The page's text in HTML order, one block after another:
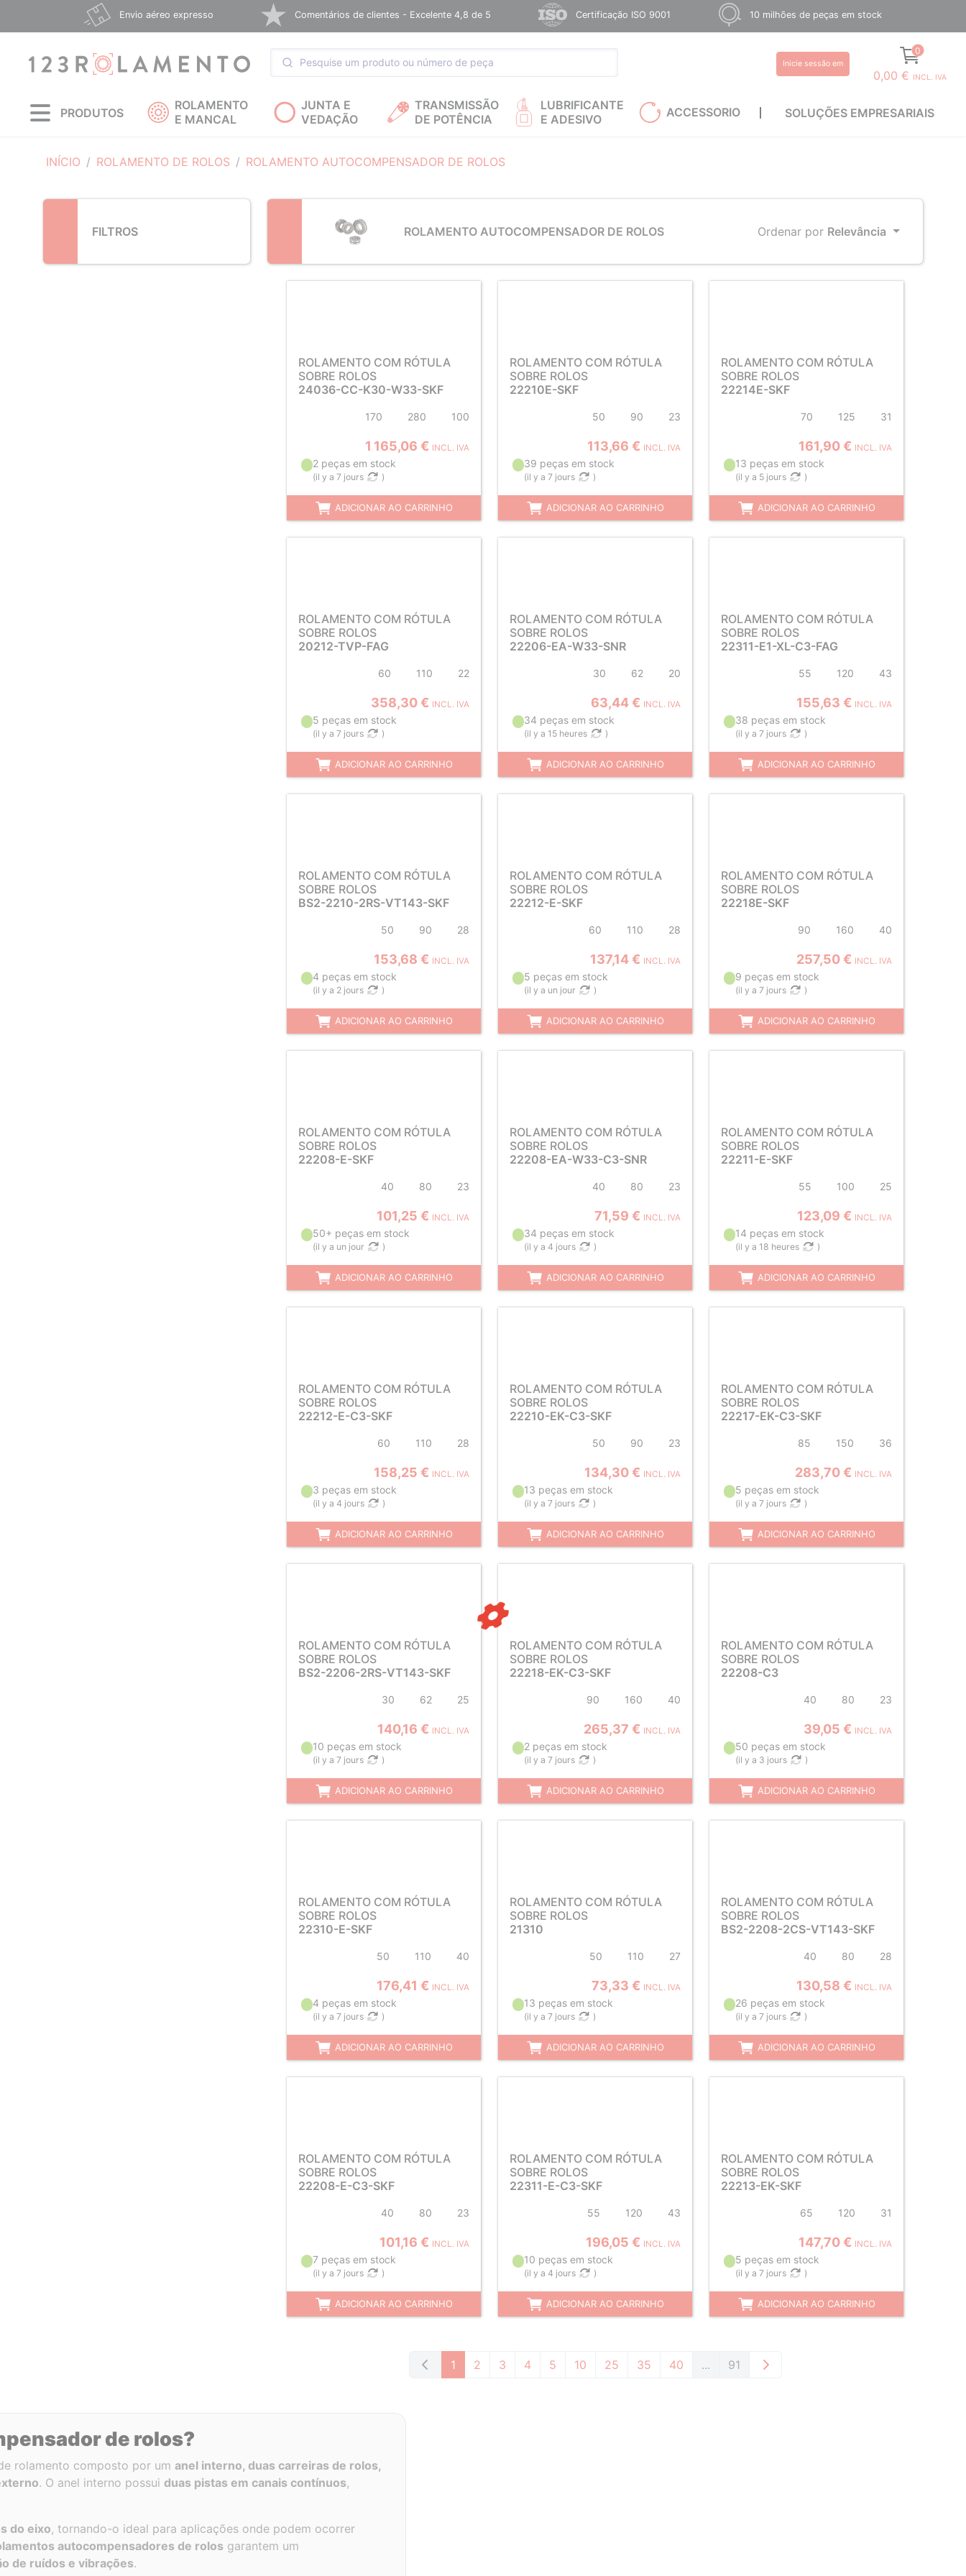
Envio aéreo expresso Comentários de clientes - Excelente 4,8 de 5 Certificação ISO 9001 10 milhões de peças em stock
Inicie sessão em
0
0,00 € INCL. IVA
PRODUTOS
ROLAMENTO
E MANCAL
JUNTA E
VEDAÇÃO
TRANSMISSÃO
DE POTÊNCIA
LUBRIFICANTE
E ADESIVO
ACCESSORIO SOLUÇÕES EMPRESARIAIS
INÍCIO ROLAMENTO DE ROLOS ROLAMENTO AUTOCOMPENSADOR DE ROLOS
FILTROS ROLAMENTO AUTOCOMPENSADOR DE ROLOS Ordenar por Relevância
ROLAMENTO COM RÓTULA
SOBRE ROLOS
24036-CC-K30-W33-SKF
170 280 100
1 165,06 € INCL. IVA
2 peças em stock
(il y a 7 jours )
ADICIONAR AO CARRINHO
ROLAMENTO COM RÓTULA
SOBRE ROLOS
22210E-SKF
50 90 23
113,66 € INCL. IVA
39 peças em stock
(il y a 7 jours )
ADICIONAR AO CARRINHO
ROLAMENTO COM RÓTULA
SOBRE ROLOS
22214E-SKF
70 125 31
161,90 € INCL. IVA
13 peças em stock
(il y a 5 jours )
ADICIONAR AO CARRINHO
ROLAMENTO COM RÓTULA
SOBRE ROLOS
20212-TVP-FAG
60 110 22
358,30 € INCL. IVA
5 peças em stock
(il y a 7 jours )
ADICIONAR AO CARRINHO
ROLAMENTO COM RÓTULA
SOBRE ROLOS
22206-EA-W33-SNR
30 62 20
63,44 € INCL. IVA
34 peças em stock
(il y a 15 heures )
ADICIONAR AO CARRINHO
ROLAMENTO COM RÓTULA
SOBRE ROLOS
22311-E1-XL-C3-FAG
55 120 43
155,63 € INCL. IVA
38 peças em stock
(il y a 7 jours )
ADICIONAR AO CARRINHO
ROLAMENTO COM RÓTULA
SOBRE ROLOS
BS2-2210-2RS-VT143-SKF
50 90 28
153,68 € INCL. IVA
4 peças em stock
(il y a 2 jours )
ADICIONAR AO CARRINHO
ROLAMENTO COM RÓTULA
SOBRE ROLOS
22212-E-SKF
60 110 28
137,14 € INCL. IVA
5 peças em stock
(il y a un jour )
ADICIONAR AO CARRINHO
ROLAMENTO COM RÓTULA
SOBRE ROLOS
22218E-SKF
90 160 40
257,50 € INCL. IVA
9 peças em stock
(il y a 7 jours )
ADICIONAR AO CARRINHO
ROLAMENTO COM RÓTULA
SOBRE ROLOS
22208-E-SKF
40 80 23
101,25 € INCL. IVA
50+ peças em stock
(il y a un jour )
ADICIONAR AO CARRINHO
ROLAMENTO COM RÓTULA
SOBRE ROLOS
22208-EA-W33-C3-SNR
40 80 23
71,59 € INCL. IVA
34 peças em stock
(il y a 4 jours )
ADICIONAR AO CARRINHO
ROLAMENTO COM RÓTULA
SOBRE ROLOS
22211-E-SKF
55 100 25
123,09 € INCL. IVA
14 peças em stock
(il y a 18 heures )
ADICIONAR AO CARRINHO
ROLAMENTO COM RÓTULA
SOBRE ROLOS
22212-E-C3-SKF
60 110 28
158,25 € INCL. IVA
3 peças em stock
(il y a 4 jours )
ADICIONAR AO CARRINHO
ROLAMENTO COM RÓTULA
SOBRE ROLOS
22210-EK-C3-SKF
50 90 23
134,30 € INCL. IVA
13 peças em stock
(il y a 7 jours )
ADICIONAR AO CARRINHO
ROLAMENTO COM RÓTULA
SOBRE ROLOS
22217-EK-C3-SKF
85 150 36
283,70 € INCL. IVA
5 peças em stock
(il y a 7 jours )
ADICIONAR AO CARRINHO
ROLAMENTO COM RÓTULA
SOBRE ROLOS
BS2-2206-2RS-VT143-SKF
30 62 25
140,16 € INCL. IVA
10 peças em stock
(il y a 7 jours )
ADICIONAR AO CARRINHO
ROLAMENTO COM RÓTULA
SOBRE ROLOS
22218-EK-C3-SKF
90 160 40
265,37 € INCL. IVA
2 peças em stock
(il y a 7 jours )
ADICIONAR AO CARRINHO
ROLAMENTO COM RÓTULA
SOBRE ROLOS
22208-C3
40 80 23
39,05 € INCL. IVA
50 peças em stock
(il y a 3 jours )
ADICIONAR AO CARRINHO
ROLAMENTO COM RÓTULA
SOBRE ROLOS
22310-E-SKF
50 110 40
176,41 € INCL. IVA
4 peças em stock
(il y a 7 jours )
ADICIONAR AO CARRINHO
ROLAMENTO COM RÓTULA
SOBRE ROLOS
21310
50 110 27
73,33 € INCL. IVA
13 peças em stock
(il y a 7 jours )
ADICIONAR AO CARRINHO
ROLAMENTO COM RÓTULA
SOBRE ROLOS
BS2-2208-2CS-VT143-SKF
40 80 28
130,58 € INCL. IVA
26 peças em stock
(il y a 7 jours )
ADICIONAR AO CARRINHO
ROLAMENTO COM RÓTULA
SOBRE ROLOS
22208-E-C3-SKF
40 80 23
101,16 € INCL. IVA
7 peças em stock
(il y a 7 jours )
ADICIONAR AO CARRINHO
ROLAMENTO COM RÓTULA
SOBRE ROLOS
22311-E-C3-SKF
55 120 43
196,05 € INCL. IVA
10 peças em stock
(il y a 4 jours )
ADICIONAR AO CARRINHO
ROLAMENTO COM RÓTULA
SOBRE ROLOS
22213-EK-SKF
65 120 31
147,70 € INCL. IVA
5 peças em stock
(il y a 7 jours )
ADICIONAR AO CARRINHO
1 2 3 4 5 10 25 35 40 ... 91
de rolos?
rolamento composto por um anel interno, duas carreiras de rolos,
. O anel interno possui duas pistas em canais contínuos,
do eixo, tornando-o ideal para aplicações onde podem ocorrer
autocompensadores de rolosgarantem um
de ruídos e vibrações.